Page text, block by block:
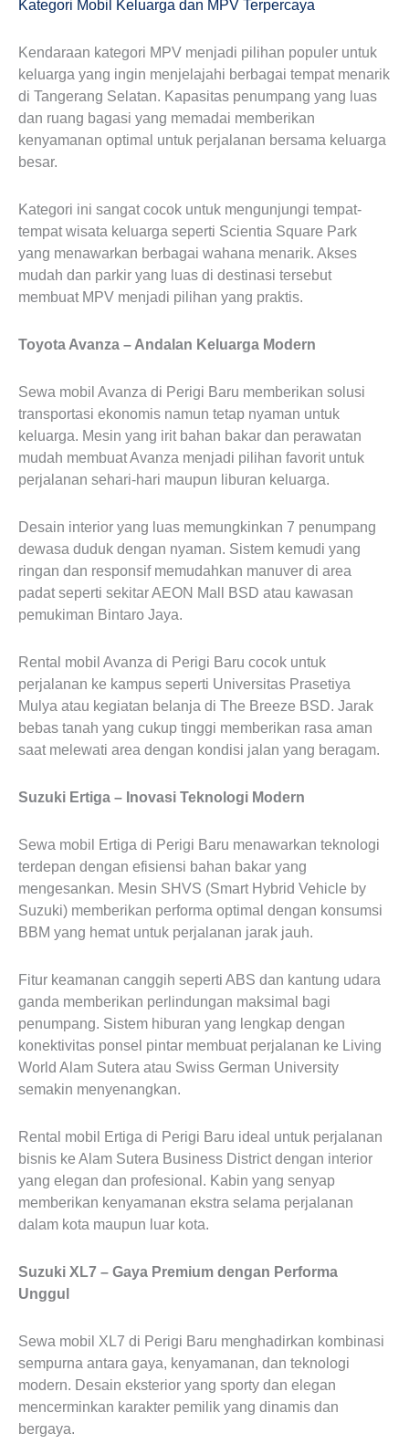
Kategori Mobil Keluarga dan MPV Terpercaya
Kendaraan kategori MPV menjadi pilihan populer untuk
keluarga yang ingin menjelajahi berbagai tempat menarik
di Tangerang Selatan. Kapasitas penumpang yang luas
dan ruang bagasi yang memadai memberikan
kenyamanan optimal untuk perjalanan bersama keluarga
besar.
Kategori ini sangat cocok untuk mengunjungi tempat-
tempat wisata keluarga seperti Scientia Square Park
yang menawarkan berbagai wahana menarik. Akses
mudah dan parkir yang luas di destinasi tersebut
membuat MPV menjadi pilihan yang praktis.
Toyota Avanza – Andalan Keluarga Modern
Sewa mobil Avanza di Perigi Baru memberikan solusi
transportasi ekonomis namun tetap nyaman untuk
keluarga. Mesin yang irit bahan bakar dan perawatan
mudah membuat Avanza menjadi pilihan favorit untuk
perjalanan sehari-hari maupun liburan keluarga.
Desain interior yang luas memungkinkan 7 penumpang
dewasa duduk dengan nyaman. Sistem kemudi yang
ringan dan responsif memudahkan manuver di area
padat seperti sekitar AEON Mall BSD atau kawasan
pemukiman Bintaro Jaya.
Rental mobil Avanza di Perigi Baru cocok untuk
perjalanan ke kampus seperti Universitas Prasetiya
Mulya atau kegiatan belanja di The Breeze BSD. Jarak
bebas tanah yang cukup tinggi memberikan rasa aman
saat melewati area dengan kondisi jalan yang beragam.
Suzuki Ertiga – Inovasi Teknologi Modern
Sewa mobil Ertiga di Perigi Baru menawarkan teknologi
terdepan dengan efisiensi bahan bakar yang
mengesankan. Mesin SHVS (Smart Hybrid Vehicle by
Suzuki) memberikan performa optimal dengan konsumsi
BBM yang hemat untuk perjalanan jarak jauh.
Fitur keamanan canggih seperti ABS dan kantung udara
ganda memberikan perlindungan maksimal bagi
penumpang. Sistem hiburan yang lengkap dengan
konektivitas ponsel pintar membuat perjalanan ke Living
World Alam Sutera atau Swiss German University
semakin menyenangkan.
Rental mobil Ertiga di Perigi Baru ideal untuk perjalanan
bisnis ke Alam Sutera Business District dengan interior
yang elegan dan profesional. Kabin yang senyap
memberikan kenyamanan ekstra selama perjalanan
dalam kota maupun luar kota.
Suzuki XL7 – Gaya Premium dengan Performa
Unggul
Sewa mobil XL7 di Perigi Baru menghadirkan kombinasi
sempurna antara gaya, kenyamanan, dan teknologi
modern. Desain eksterior yang sporty dan elegan
mencerminkan karakter pemilik yang dinamis dan
bergaya.